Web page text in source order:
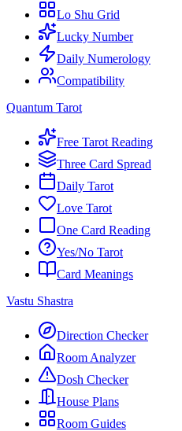
Lo Shu Grid
Lucky Number
Daily Numerology
Compatibility
Quantum Tarot
Free Tarot Reading
Three Card Spread
Daily Tarot
Love Tarot
One Card Reading
Yes/No Tarot
Card Meanings
Vastu Shastra
Direction Checker
Room Analyzer
Dosh Checker
House Plans
Room Guides